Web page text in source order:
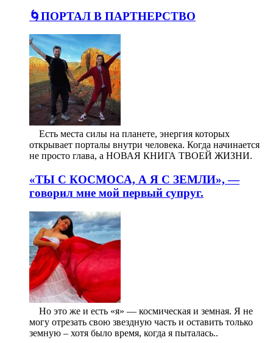
🌀ПОРТАЛ В ПАРТНЕРСТВО
⠀ Есть места силы на планете, энергия которых
открывает порталы внутри человека. Когда начинается
не просто глава, а НОВАЯ КНИГА ТВОЕЙ ЖИЗНИ.
«ТЫ С КОСМОСА, А Я С ЗЕМЛИ», —
говорил мне мой первый супруг.
⠀ Но это же и есть «я» — космическая и земная. Я не
могу отрезать свою звездную часть и оставить только
земную – хотя было время, когда я пыталась..